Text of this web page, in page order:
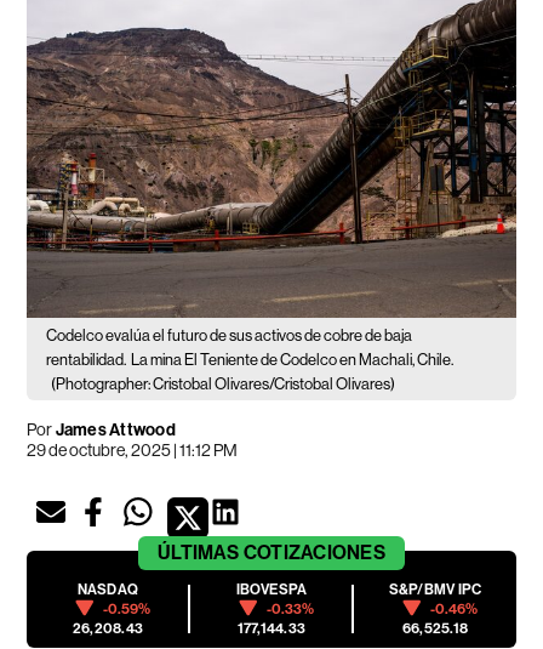
Codelco evalúa el futuro de sus activos de cobre de baja
rentabilidad.
La mina El Teniente de Codelco en Machali, Chile.
(Photographer: Cristobal Olivares/Cristobal Olivares)
PorJames Attwood
29 de octubre, 2025 | 11:12 PM
ÚLTIMAS COTIZACIONES
NASDAQ
-0.59%
26,208.43
IBOVESPA
-0.33%
177,144.33
S&P/BMV IPC
-0.46%
66,525.18